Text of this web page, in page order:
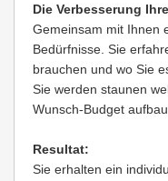
Die Verbesserung
Gemeinsam mit Ihnen
Bedürfnisse. Sie
brauchen und wo Sie
Sie werden staunen
Wunsch-Budget
Resultat:
Sie erhalten ein